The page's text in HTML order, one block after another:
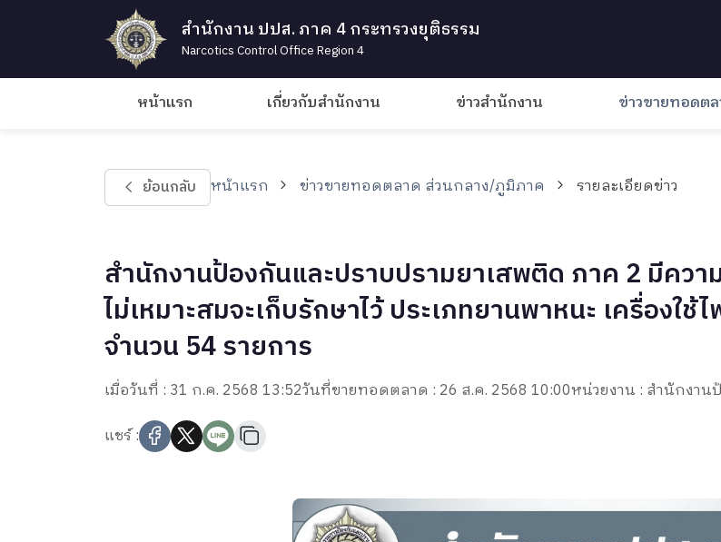
สำนักงาน ปปส. ภาค 4 กระทรวงยุติธรรม
Narcotics Control Office Region 4
หน้าแรก เกี่ยวกับสำนักงาน ข่าวสำนักงาน ข่าวขายทอดต
ย้อนกลับ หน้าแรก ข่าวขายทอดตลาด ส่วนกลาง/ภูมิภาค รายละเอียดข่าว
สำนักงานป้องกันและปราบปรามยาเสพติด ภาค 2 มีคว
ไม่เหมาะสมจะเก็บรักษาไว้ ประเภทยานพาหนะ เครื่องใ
จำนวน 54 รายการ
เมื่อวันที่ : 31 ก.ค. 2568 13:52วันที่ขายทอดตลาด : 26 ส.ค. 2568 10:00หน่วยงาน : สำนักงา
แชร์ :